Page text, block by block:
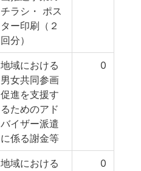
チラシ・ ポス
ター印刷（２
回分）
地域における
男女共同参画
促進を支援す
るためのアド
バイザー派遣
に係る謝金等
0
地域における
0